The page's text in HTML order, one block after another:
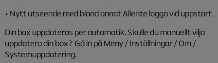
• Nytt utseende med bland annat Allente logga vid uppstart
Din box uppdateras per automatik. Skulle du manuellt vilja
uppdatera din box? Gå in på Meny / Inställningar / Om /
Systemuppdatering.